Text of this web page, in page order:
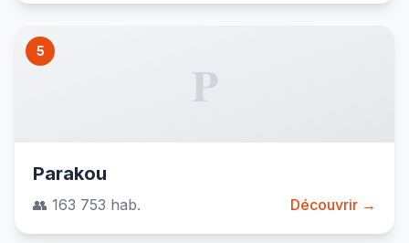
5
P
Parakou
👥 163 753 hab. Découvrir →